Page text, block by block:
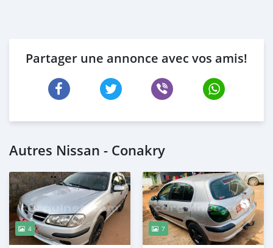
Partager une annonce avec vos amis!
Autres Nissan - Conakry
4 7